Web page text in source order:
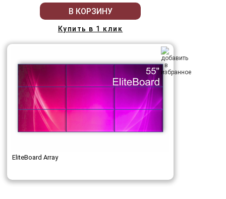
В КОРЗИНУ
Купить в 1 клик
EliteBoard Array